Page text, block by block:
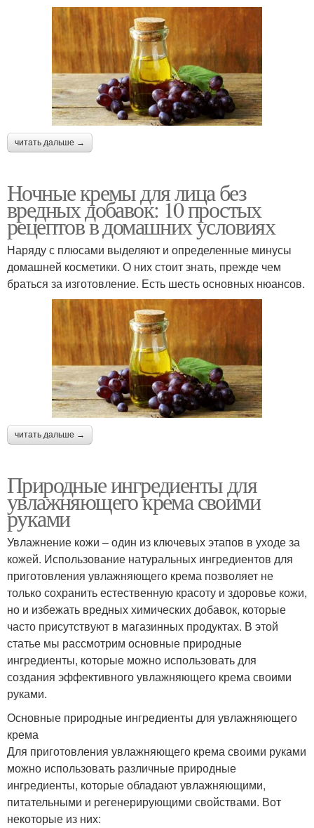
читать дальше →
Ночные кремы для лица без
вредных добавок: 10 простых
рецептов в домашних условиях
Наряду с плюсами выделяют и определенные минусы
домашней косметики. О них стоит знать, прежде чем
браться за изготовление. Есть шесть основных нюансов.
читать дальше →
Природные ингредиенты для
увлажняющего крема своими
руками
Увлажнение кожи – один из ключевых этапов в уходе за
кожей. Использование натуральных ингредиентов для
приготовления увлажняющего крема позволяет не
только сохранить естественную красоту и здоровье кожи,
но и избежать вредных химических добавок, которые
часто присутствуют в магазинных продуктах. В этой
статье мы рассмотрим основные природные
ингредиенты, которые можно использовать для
создания эффективного увлажняющего крема своими
руками.
Основные природные ингредиенты для увлажняющего
крема
Для приготовления увлажняющего крема своими руками
можно использовать различные природные
ингредиенты, которые обладают увлажняющими,
питательными и регенерирующими свойствами. Вот
некоторые из них: